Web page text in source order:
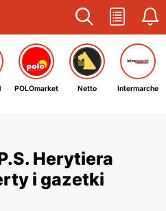
POLOmarket Netto Intermarche
Herytiera
i gazetki